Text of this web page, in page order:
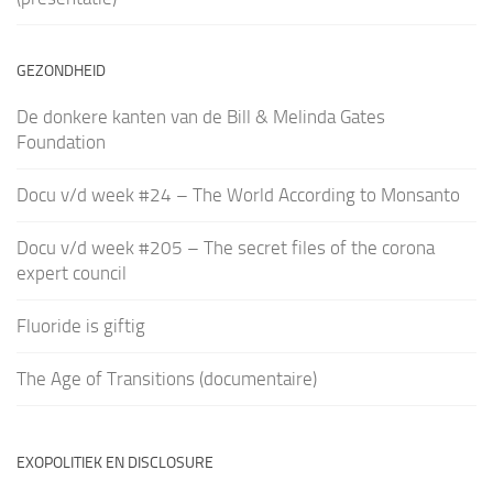
GEZONDHEID
De donkere kanten van de Bill & Melinda Gates
Foundation
Docu v/d week #24 – The World According to Monsanto
Docu v/d week #205 – The secret files of the corona
expert council
Fluoride is giftig
The Age of Transitions (documentaire)
EXOPOLITIEK EN DISCLOSURE